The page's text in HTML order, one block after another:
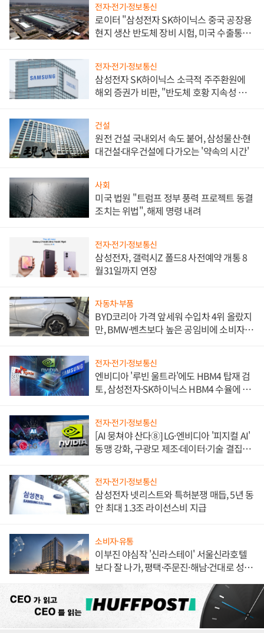
전자·전기·정보통신
로이터 "삼성전자 SK하이닉스 중국 공장용
현지 생산 반도체 장비 시험, 미국 수출통제
전자·전기·정보통신
삼성전자 SK하이닉스 소극적 주주환원에
해외 증권가 비판, "반도체 호황 지속성 의
건설
원전 건설 국내외서 속도 붙어, 삼성물산·현
대건설·대우건설에 다가오는 '약속의 시간'
사회
미국 법원 "트럼프 정부 풍력 프로젝트 동결
조치는 위법", 해제 명령 내려
전자·전기·정보통신
삼성전자, 갤럭시Z 폴드8 사전예약 개통 8
월31일까지 연장
자동차·부품
BYD코리아 가격 앞세워 수입차 4위 올랐지
만, BMW·벤츠보다 높은 공임비에 소비자
전자·전기·정보통신
엔비디아 '루빈 울트라'에도 HBM4 탑재 검
토, 삼성전자·SK하이닉스 HBM4 수율에 주
전자·전기·정보통신
[AI 뭉쳐야 산다⑧] LG·엔비디아 '피지컬 AI'
동맹 강화, 구광모 제조·데이터·기술 결집
전자·전기·정보통신
삼성전자 넷리스트와 특허분쟁 매듭, 5년 동
안 최대 1.3조 라이선스비 지급
소비자·유통
이부진 야심작 '신라스테이' 서울신라호텔
보다 잘 나가, 평택·주문진·해남·건대로 성